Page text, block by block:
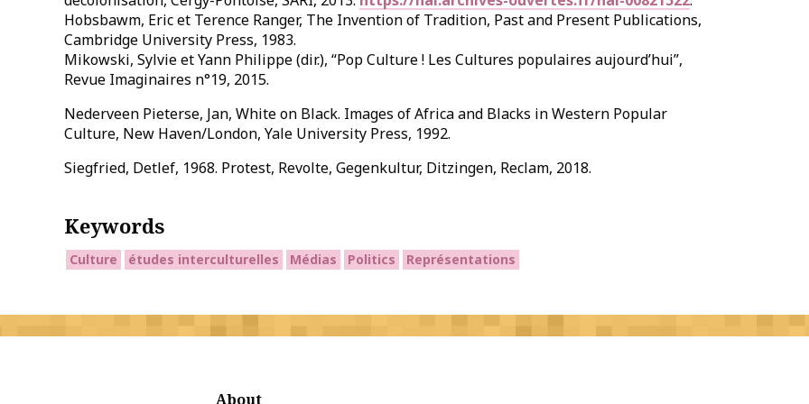
Hobsbawm, Eric et Terence Ranger, The Invention of Tradition, Past and Present Publications,
Cambridge University Press, 1983.
Mikowski, Sylvie et Yann Philippe (dir.), “Pop Culture ! Les Cultures populaires aujourd’hui”,
Revue Imaginaires n°19, 2015.
Nederveen Pieterse, Jan, White on Black. Images of Africa and Blacks in Western Popular
Culture, New Haven/London, Yale University Press, 1992.
Siegfried, Detlef, 1968. Protest, Revolte, Gegenkultur, Ditzingen, Reclam, 2018.
Keywords
Culture études interculturelles Médias Politics Représentations
About